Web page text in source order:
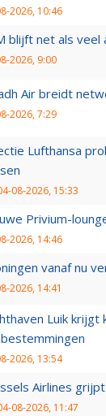
2026, 10:46
blijft net als veel
2026, 9:00
Air breidt
2026, 7:29
Lufthansa
08-2026, 15:33
Privium-
2026, 14:46
vanaf nu
2026, 14:41
Luik
2026, 13:54
Airlines
08-2026, 11:47